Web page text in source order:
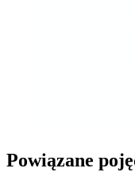
Powiązane